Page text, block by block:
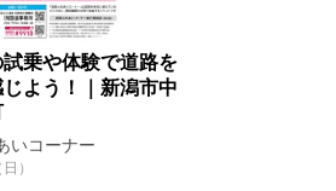
乗や体験で道路を
よう！｜新潟市中
いコーナー
）